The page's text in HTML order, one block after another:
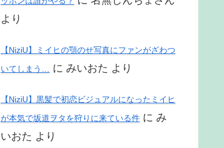
より
【NiziU】ミイヒの顎のせ写真にファンがざわつ
いてしまう… に みいおた より
【NiziU】黒髪で初恋ビジュアルになったミイヒ
が本気で坂道ヲタを狩りに来ている件 に み
いおた より